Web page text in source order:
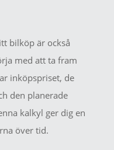
bilköp är också
med att ta fram
inköpspriset, de
den planerade
kalkyl ger dig en
över tid.